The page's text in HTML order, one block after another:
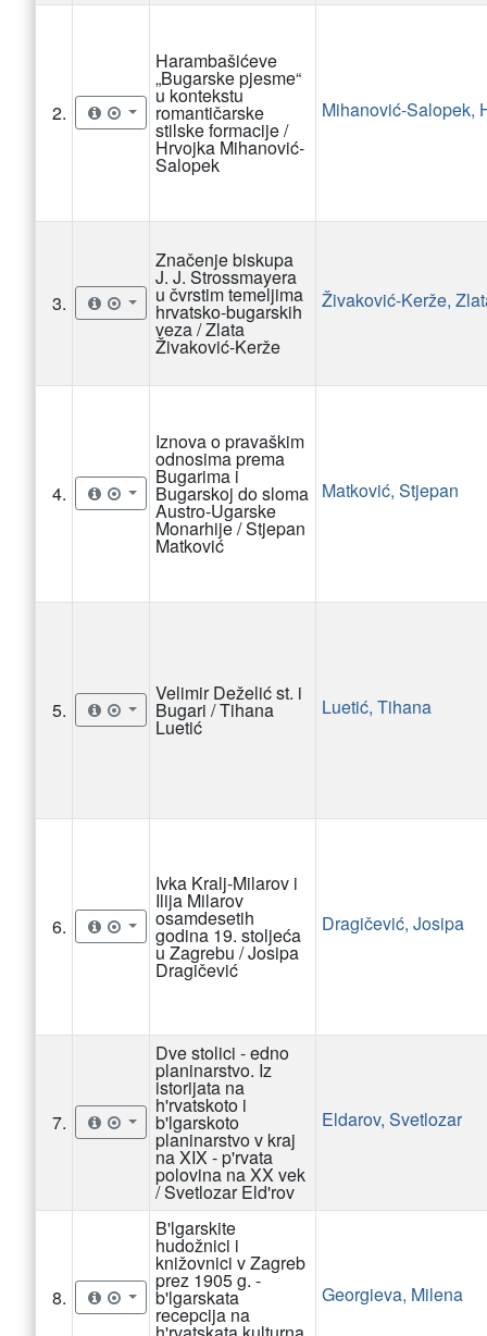
2.
Harambašićeve
„Bugarske pjesme“
u kontekstu
romantičarske
stilske formacije /
Hrvojka Mihanović-
Salopek
Mihanović-Salopek,
3.
Značenje biskupa
J. J. Strossmayera
u čvrstim temeljima
hrvatsko-bugarskih
veza / Zlata
Živaković-Kerže
Živaković-Kerže,
4.
Iznova o pravaškim
odnosima prema
Bugarima i
Bugarskoj do sloma
Austro-Ugarske
Monarhije / Stjepan
Matković
Matković, Stjepan
5.
Velimir Deželić st. i
Bugari / Tihana
Luetić
Luetić, Tihana
6.
Ivka Kralj-Milarov i
Ilija Milarov
osamdesetih
godina 19. stoljeća
u Zagrebu / Josipa
Dragičević
Dragičević, Josipa
7.
Dve stolici - edno
planinarstvo. Iz
istorijata na
h'rvatskoto i
b'lgarskoto
planinarstvo v kraj
na XIX - p'rvata
polovina na XX vek
/ Svetlozar Eld'rov
Eldarov, Svetlozar
8.
B'lgarskite
hudožnici i
knižovnici v Zagreb
prez 1905 g. -
b'lgarskata
recepcija na
Georgieva, Milena